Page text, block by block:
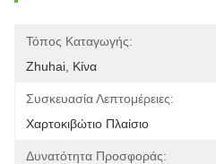
Τόπος Καταγωγής:
Zhuhai, Κίνα
Συσκευασία Λεπτομέρειες:
Χαρτοκιβώτιο Πλαίσιο
Δυνατότητα Προσφοράς: